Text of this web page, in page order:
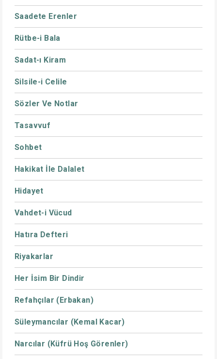
Saadete Erenler
Rütbe-i Bala
Sadat-ı Kiram
Silsile-i Celile
Sözler Ve Notlar
Tasavvuf
Sohbet
Hakikat İle Dalalet
Hidayet
Vahdet-i Vücud
Hatıra Defteri
Riyakarlar
Her İsim Bir Dindir
Refahçılar (Erbakan)
Süleymancılar (Kemal Kacar)
Narcılar (Küfrü Hoş Görenler)